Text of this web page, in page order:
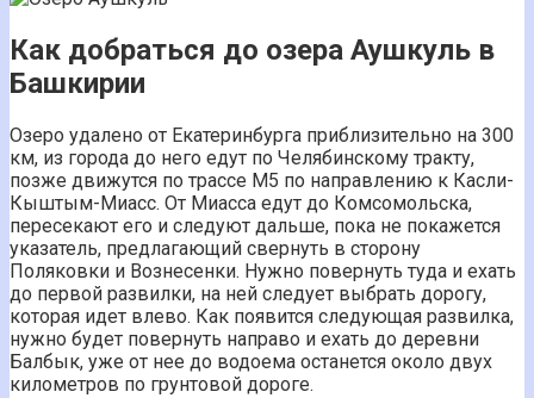
Как добраться до озера Аушкуль в
Башкирии
Озеро удалено от Екатеринбурга приблизительно на 300
км, из города до него едут по Челябинскому тракту,
позже движутся по трассе М5 по направлению к Касли-
Кыштым-Миасс. От Миасса едут до Комсомольска,
пересекают его и следуют дальше, пока не покажется
указатель, предлагающий свернуть в сторону
Поляковки и Вознесенки. Нужно повернуть туда и ехать
до первой развилки, на ней следует выбрать дорогу,
которая идет влево. Как появится следующая развилка,
нужно будет повернуть направо и ехать до деревни
Балбык, уже от нее до водоема останется около двух
километров по грунтовой дороге.